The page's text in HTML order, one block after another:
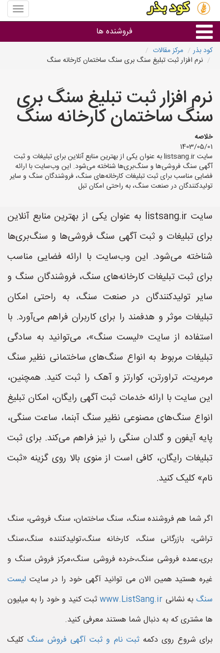
منوی
سایت
بذر
فروشنده ها
گروه ها
استان ها
کود بذر
مرکز مقالات
نرم افزار ثبت تبلیغ سنگ بری سنگ ساختمان کارخانه سنگ
نرم افزار ثبت تبلیغ سنگ بری
سنگ ساختمان کارخانه سنگ
خلاصه
1403/05/01
سایت listsang.ir به عنوان یکی از بهترین منابع آنلاین برای تبلیغات و ثبت
آگهی سنگ فروشی‌ها و سنگ‌بری‌ها شناخته می‌شود. این وب‌سایت با ارائه
فضایی مناسب برای ثبت تبلیغات کارخانه‌های سنگ، فروشندگان سنگ و سایر
تولیدکنندگان در صنعت سنگ، به راحتی امکان تبل
سایت listsang.ir به عنوان یکی از بهترین منابع آنلاین
برای تبلیغات و ثبت آگهی سنگ فروشی‌ها و سنگ‌بری‌ها
شناخته می‌شود. این وب‌سایت با ارائه فضایی مناسب
برای ثبت تبلیغات کارخانه‌های سنگ، فروشندگان سنگ و
سایر تولیدکنندگان در صنعت سنگ، به راحتی امکان
تبلیغات موثر و هدفمند را برای کاربران فراهم می‌آورد. با
استفاده از سایت «لیست سنگ»، می‌توانید به سادگی
تبلیغات مربوط به انواع سنگ‌های ساختمانی نظیر سنگ
مرمریت، تراورتن، کوارتز و آهک را ثبت کنید. همچنین،
این سایت با ارائه خدمات ثبت آگهی رایگان، امکان تبلیغ
انواع سنگ‌های مصنوعی نظیر سنگ آبنما، ساعت سنگی،
پایه آیفون و گلدان سنگی را نیز فراهم می‌کند. برای ثبت
تبلیغات رایگان، کافی است از منوی بالا روی گزینه «ثبت
نام» کلیک کنید.
اگر شما هم فروشنده سنگ، سنگ ساختمان، سنگ فروشی، سنگ
تراشی، بازرگانی سنگ، کارخانه سنگ،تولیدکننده سنگ،سنگ
بری،عمده فروشی سنگ،خرده فروشی سنگ،مرکز فروش سنگ و
غیره هستید همین الان می توانید آگهی خود را در سایت لیست
سنگ به نشانی www.ListSang.irثبت کنید و خود را به میلیون
ها مشتری که به دنبال شما هستند معرفی کنید.
برای شروع روی دکمهثبت نام و ثبت آگهی فروش سنگ کلیک